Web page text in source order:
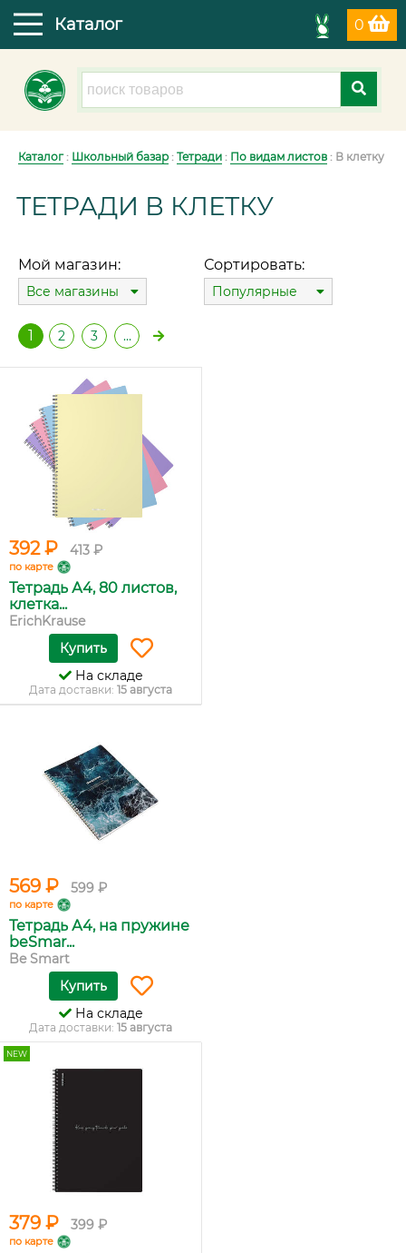
0
Каталог
Каталог: Школьный базар : Тетради : По видам листов : В клетку
ТЕТРАДИ В КЛЕТКУ
Мой магазин:
Все магазины
Сортировать:
Популярные
1 2 3 …
392 ₽ 413 ₽
по карте
Тетрадь А4, 80 листов,
клетка...
ErichKrause
Купить
На складе
Дата доставки: 15 августа
569 ₽ 599 ₽
по карте
Тетрадь А4, на пружине
beSmar...
Be Smart
Купить
На складе
Дата доставки: 15 августа
NEW
379 ₽ 399 ₽
по карте